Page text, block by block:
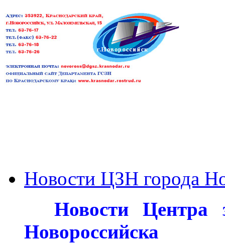
Новости ЦЗН города
Новости Центра
Новороссийска